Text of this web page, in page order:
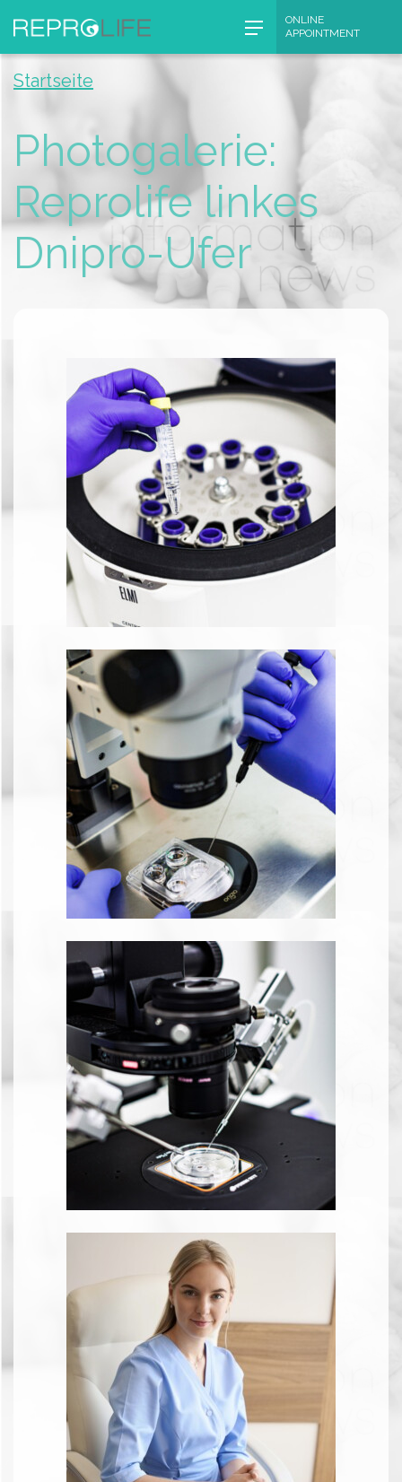
content
ONLINE
APPOINTMENT
Startseite
Photogalerie:
Reprolife linkes
Dnipro-Ufer